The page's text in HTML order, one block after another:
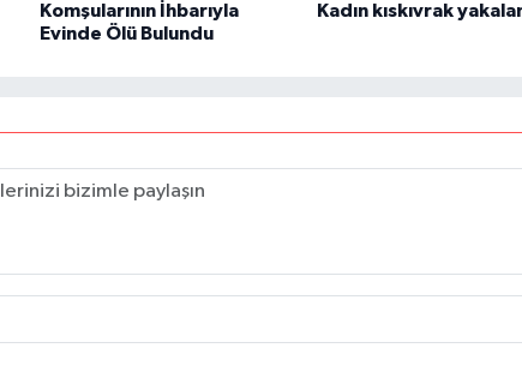
Komşularının İhbarıyla
Evinde Ölü Bulundu
Kadın kıskıvrak